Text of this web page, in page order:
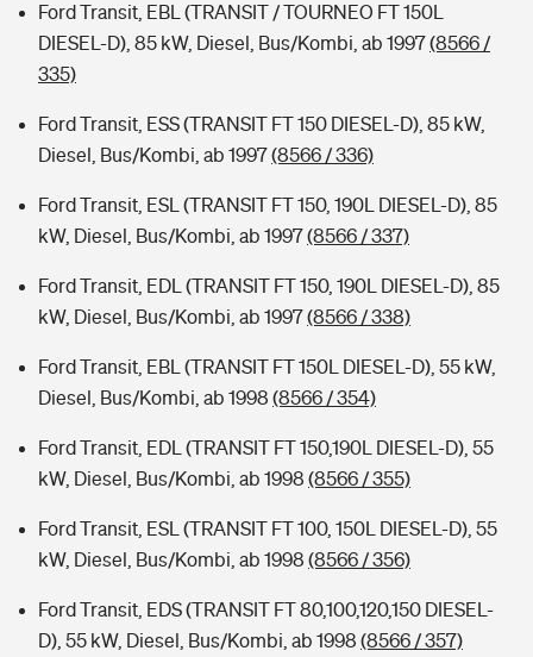
Ford Transit, EBL (TRANSIT / TOURNEO FT 150L
DIESEL-D), 85 kW, Diesel, Bus/Kombi, ab 1997(8566 /
335)
Ford Transit, ESS (TRANSIT FT 150 DIESEL-D), 85 kW,
Diesel, Bus/Kombi, ab 1997(8566 / 336)
Ford Transit, ESL (TRANSIT FT 150, 190L DIESEL-D), 85
kW, Diesel, Bus/Kombi, ab 1997(8566 / 337)
Ford Transit, EDL (TRANSIT FT 150, 190L DIESEL-D), 85
kW, Diesel, Bus/Kombi, ab 1997(8566 / 338)
Ford Transit, EBL (TRANSIT FT 150L DIESEL-D), 55 kW,
Diesel, Bus/Kombi, ab 1998 (8566 / 354)
Ford Transit, EDL (TRANSIT FT 150,190L DIESEL-D), 55
kW, Diesel, Bus/Kombi, ab 1998 (8566 / 355)
Ford Transit, ESL (TRANSIT FT 100, 150L DIESEL-D), 55
kW, Diesel, Bus/Kombi, ab 1998 (8566 / 356)
Ford Transit, EDS (TRANSIT FT 80,100,120,150 DIESEL-
D), 55 kW, Diesel, Bus/Kombi, ab 1998 (8566 / 357)